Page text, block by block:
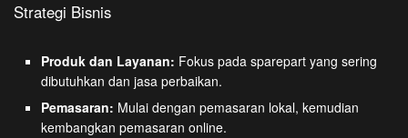
Strategi Bisnis
Produk dan Layanan: Fokus pada sparepart yang sering
dibutuhkan dan jasa perbaikan.
Pemasaran: Mulai dengan pemasaran lokal, kemudian
kembangkan pemasaran online.